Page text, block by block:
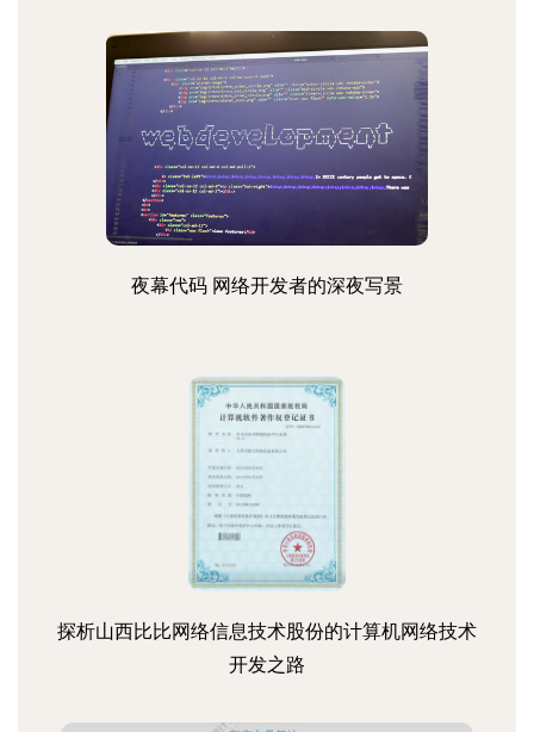
夜幕代码 网络开发者的深夜写景
探析山西比比网络信息技术股份的计算机网络技术
开发之路